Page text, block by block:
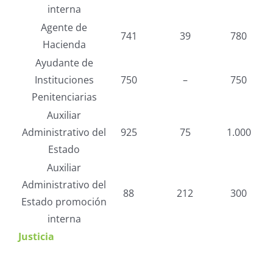
interna
Agente de
Hacienda
741 39
780
Ayudante de
Instituciones
Penitenciarias
750 – 750
Auxiliar
Administrativo del
Estado
925 75 1.000
Auxiliar
Administrativo del
Estado promoción
interna
88 212 300
Justicia